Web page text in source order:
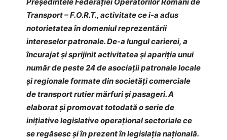
Transport – F.O.R.T., activitate ce i-a adus
notorietatea în domeniul reprezentării
intereselor patronale. De-a lungul carierei, a
încurajat și sprijinit activitatea și apariția unui
număr de peste 24 de asociații patronale locale
și regionale formate din societăți comerciale
de transport rutier mărfuri și pasageri. A
elaborat și promovat totodată o serie de
inițiative legislative operațional sectoriale ce
se regăsesc și în prezent în legislația națională.